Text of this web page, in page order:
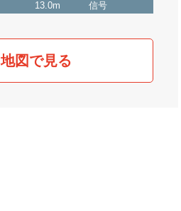
13.0m
信号
地図で見る